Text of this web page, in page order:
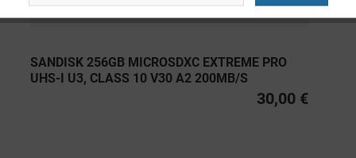
SANDISK 256GB MICROSDXC EXTREME PRO
UHS-I U3, CLASS 10 V30 A2 200MB/S
30,00 €